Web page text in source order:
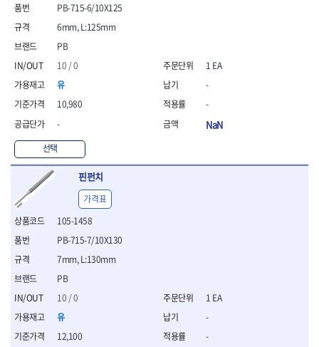
- 날교환드라이버세트
- 드라이버핸들
- 비트세트
- 비트홀다드라이버
- 비트홀다드라이버세트
- 드라이버블레이드
- 별비트
- 육각비트
- 검전드라이버
- 육각T렌치
- 전동비트홀다
- 드라이버비트세트
- 옵셋드라이버
- 스크래퍼드라이버
- 정밀드라이버
- 기어렌치
- 육각복스드라이버
- 툴첵플러스
- 조절식렌치
- 볼트세터
- 에어앵글그라인더
- 에어원형샌더
- 에어펀치
- 운반가방
- 습식그라인더
- 건식그라인더
- 기타 악세사리
- 루터, 루터테이블
이젠
일레드
츠노다(TTC)
PB
10 / 0
유
10,980
-
선택
PB-715-6/10X125
6mm, L:125mm
1 EA
-
-
NaN
핀펀치
105-1458
PB
10 / 0
유
12,100
PB-715-7/10X130
7mm, L:130mm
가격표
1 EA
-
-